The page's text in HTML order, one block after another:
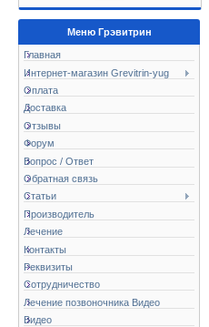
Меню Грэвитрин
Главная
Интернет-магазин Grevitrin-yug
Оплата
Доставка
Отзывы
Форум
Вопрос / Ответ
Обратная связь
Статьи
Производитель
Лечение
Контакты
Реквизиты
Сотрудничество
Лечение позвоночника Видео
Видео